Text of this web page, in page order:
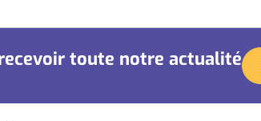
toute notre actualité